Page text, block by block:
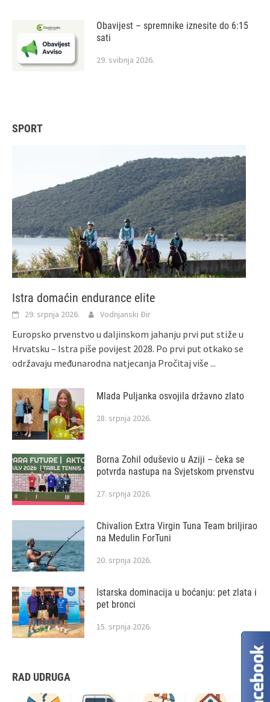
Obavijest – spremnike iznesite do 6:15
sati
29. svibnja 2026.
SPORT
Istra domaćin endurance elite
29. srpnja 2026. Vodnjanski Đir
Europsko prvenstvo u daljinskom jahanju prvi put stiže u
Hrvatsku – Istra piše povijest 2028. Po prvi put otkako se
održavaju međunarodna natjecanja Pročitaj više ...
Mlada Puljanka osvojila državno zlato
28. srpnja 2026.
Borna Zohil oduševio u Aziji – čeka se
potvrda nastupa na Svjetskom prvenstvu
27. srpnja 2026.
Chivalion Extra Virgin Tuna Team briljirao
na Medulin ForTuni
20. srpnja 2026.
Istarska dominacija u boćanju: pet zlata i
pet bronci
15. srpnja 2026.
RAD UDRUGA